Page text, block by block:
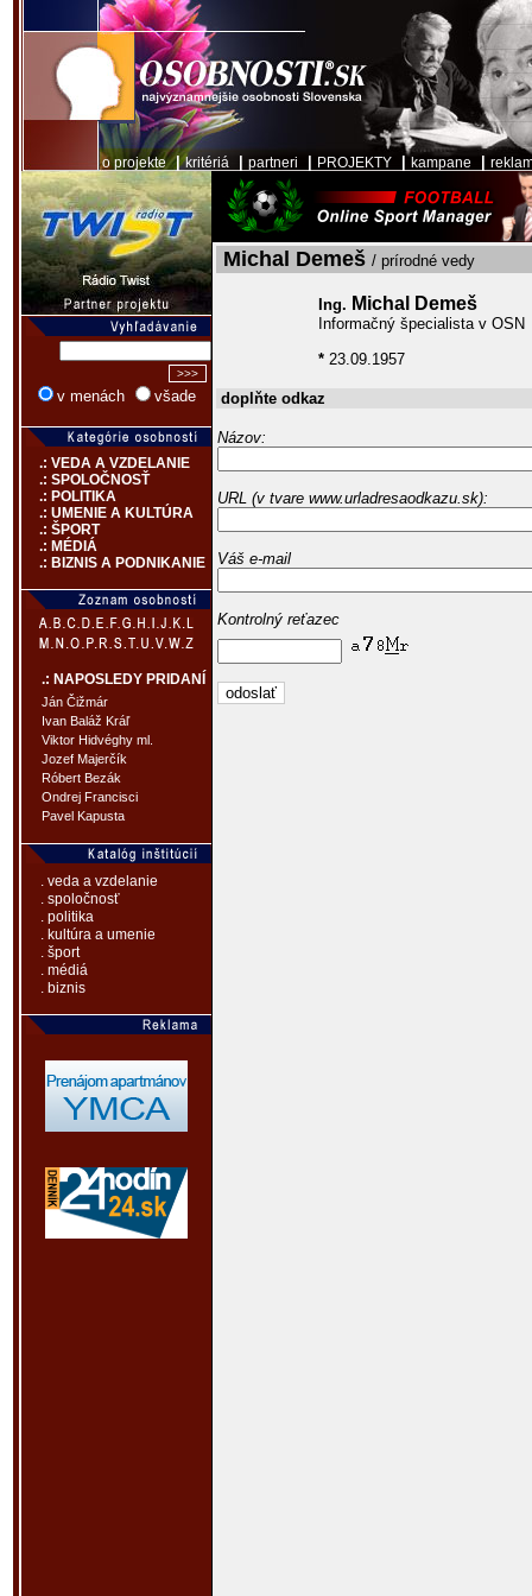
o projekte|kritériá partneri PROJEKTY kampane
v menách všade
.: VEDA A VZDELANIE
.: SPOLOČNOSŤ
.: POLITIKA
.: UMENIE A KULTÚRA
.: ŠPORT
.: MÉDIÁ
.: BIZNIS A PODNIKANIE
.: NAPOSLEDY PRIDANÍ
Ján Čižmár
Ivan Baláž Kráľ
Viktor Hidvéghy ml.
Jozef Majerčík
Róbert Bezák
Ondrej Francisci
Pavel Kapusta
. veda a vzdelanie
. spoločnosť
. politika
. kultúra a umenie
. šport
. médiá
. biznis
Michal Demeš / prírodné vedy
Ing. Michal Demeš
Informačný špecialista v OSN
* 23.09.1957
doplňte odkaz
Názov:
URL (v tvare www.urladresaodkazu.sk):
Váš e-mail
Kontrolný reťazec